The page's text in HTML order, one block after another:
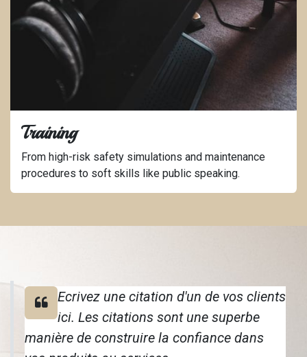
Training
From high-risk safety simulations and maintenance
procedures to soft skills like public speaking.
Ecrivez une citation d'un de vos clients
ici. Les citations sont une superbe
manière de construire la confiance dans